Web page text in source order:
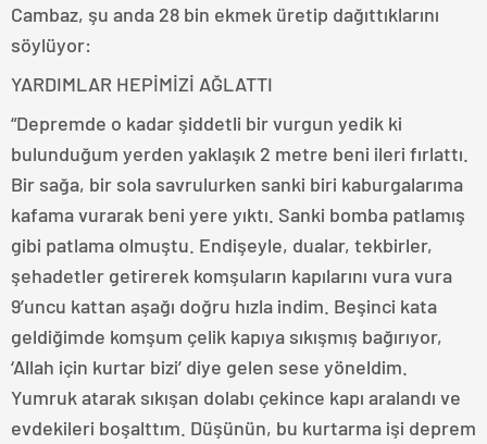
Cambaz, şu anda 28 bin ekmek üretip dağıttıklarını
söylüyor:
YARDIMLAR HEPİMİZİ AĞLATTI
“Depremde o kadar şiddetli bir vurgun yedik ki
bulunduğum yerden yaklaşık 2 metre beni ileri fırlattı.
Bir sağa, bir sola savrulurken sanki biri kaburgalarıma
kafama vurarak beni yere yıktı. Sanki bomba patlamış
gibi patlama olmuştu. Endişeyle, dualar, tekbirler,
şehadetler getirerek komşuların kapılarını vura vura
9’uncu kattan aşağı doğru hızla indim. Beşinci kata
geldiğimde komşum çelik kapıya sıkışmış bağırıyor,
‘Allah için kurtar bizi’ diye gelen sese yöneldim.
Yumruk atarak sıkışan dolabı çekince kapı aralandı ve
evdekileri boşalttım. Düşünün, bu kurtarma işi deprem